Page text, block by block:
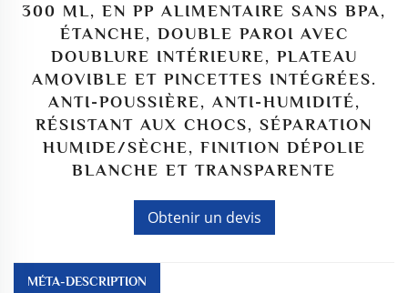
300 ML, EN PP ALIMENTAIRE SANS BPA,
ÉTANCHE, DOUBLE PAROI AVEC
DOUBLURE INTÉRIEURE, PLATEAU
AMOVIBLE ET PINCETTES INTÉGRÉES.
ANTI-POUSSIÈRE, ANTI-HUMIDITÉ,
RÉSISTANT AUX CHOCS, SÉPARATION
HUMIDE/SÈCHE, FINITION DÉPOLIE
BLANCHE ET TRANSPARENTE
Obtenir un devis
MÉTA-DESCRIPTION